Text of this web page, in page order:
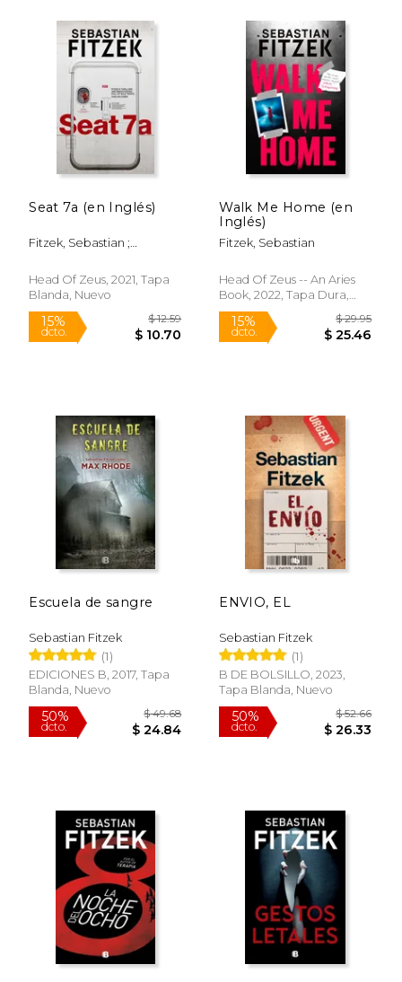
15%
dcto.
50%
dcto.
15%
dcto.
15%
dcto.
Seat 7a (en Inglés)
Fitzek, Sebastian ;
Head Of Zeus, 2021, Tapa
Blanda, Nuevo
Walk Me Home (en
Inglés)
Fitzek, Sebastian
Head Of Zeus -- An Aries
Book, 2022, Tapa Dura,
Nuevo
Escuela de sangre
Sebastian Fitzek
(1)
EDICIONES B, 2017, Tapa
Blanda, Nuevo
ENVIO, EL
Sebastian Fitzek
(1)
B DE BOLSILLO, 2023,
Tapa Blanda, Nuevo